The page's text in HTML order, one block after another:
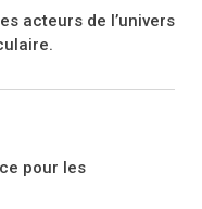
acteurs de l’univers
pour les